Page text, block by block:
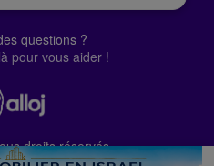
questions ?
pour vous aider !
droits réservés